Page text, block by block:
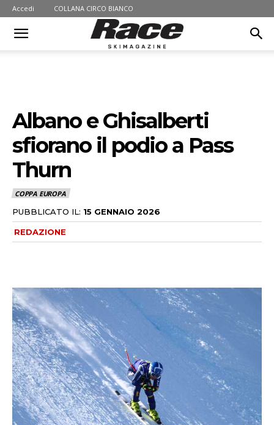
Accedi COLLANA CIRCO BIANCO
Albano e Ghisalberti
sfiorano il podio a Pass
Thurn
COPPA EUROPA
PUBBLICATO IL: 15 GENNAIO 2026
REDAZIONE